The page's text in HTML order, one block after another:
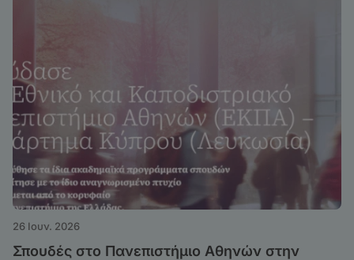
26 Ιουν. 2026
Σπουδές στο Πανεπιστήμιο Αθηνών στην